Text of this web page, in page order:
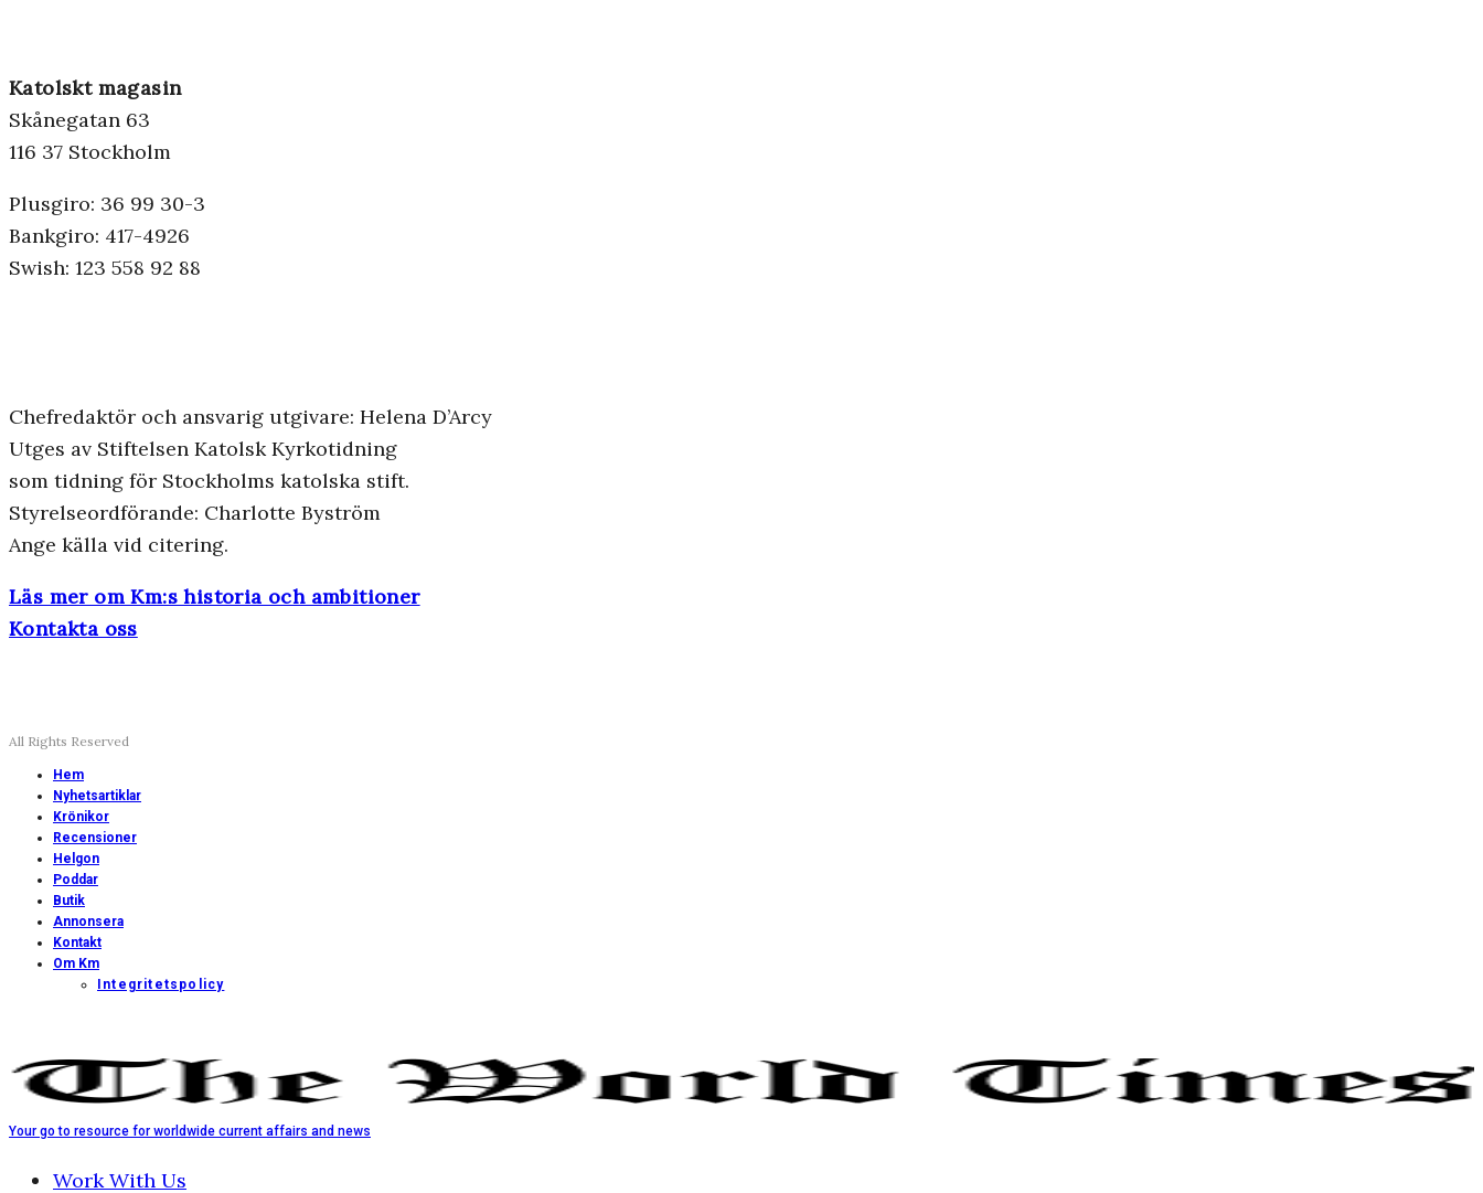
Katolskt magasin
Skånegatan 63
116 37 Stockholm
Plusgiro: 36 99 30-3
Bankgiro: 417-4926
Swish: 123 558 92 88
Chefredaktör och ansvarig utgivare: Helena D’Arcy
Utges av Stiftelsen Katolsk Kyrkotidning
som tidning för Stockholms katolska stift.
Styrelseordförande: Charlotte Byström
Ange källa vid citering.
Läs mer om Km:s historia och ambitioner
Kontakta oss
All Rights Reserved
Hem
Nyhetsartiklar
Krönikor
Recensioner
Helgon
Poddar
Butik
Annonsera
Kontakt
Om Km
Integritetspolicy
Your go to resource for worldwide current affairs and news
Work With Us